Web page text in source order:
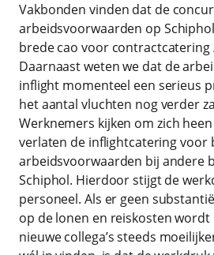
Vakbonden vinden dat de
arbeidsvoorwaarden op
brede cao voor
Daarnaast weten we dat de
inflight momenteel een serieus
het aantal vluchten nog verder
Werknemers kijken om zich
verlaten de inflightcatering voor
arbeidsvoorwaarden bij andere
Schiphol. Hierdoor stijgt de
personeel. Als er geen
op de lonen en reiskosten
nieuwe collega’s steeds